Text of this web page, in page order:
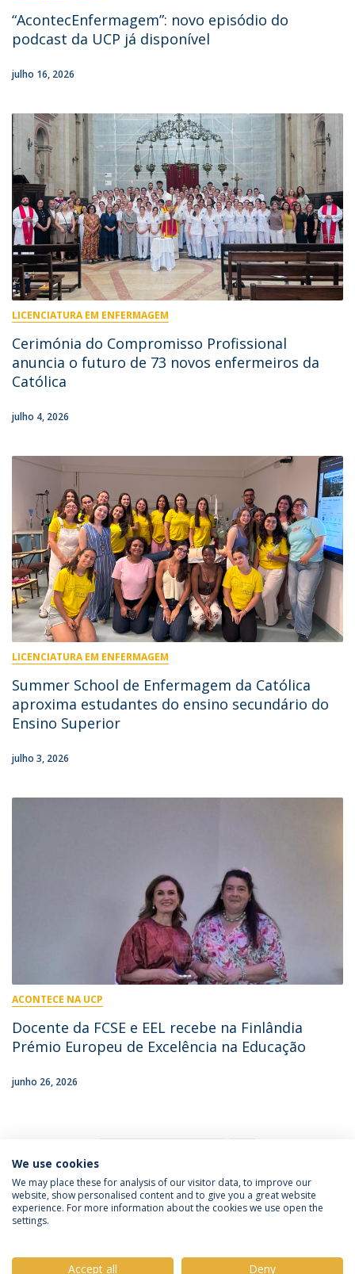
“AcontecEnfermagem”: novo episódio do
podcast da UCP já disponível
julho 16, 2026
LICENCIATURA EM ENFERMAGEM
Cerimónia do Compromisso Profissional
anuncia o futuro de 73 novos enfermeiros da
Católica
julho 4, 2026
LICENCIATURA EM ENFERMAGEM
Summer School de Enfermagem da Católica
aproxima estudantes do ensino secundário do
Ensino Superior
julho 3, 2026
ACONTECE NA UCP
Docente da FCSE e EEL recebe na Finlândia
Prémio Europeu de Excelência na Educação
junho 26, 2026
Política de Privacidade
Termos e Condições
We use cookies
We may place these for analysis of our visitor data, to improve our
website, show personalised content and to give you a great website
experience. For more information about the cookies we use open the
settings.
Accept all Deny